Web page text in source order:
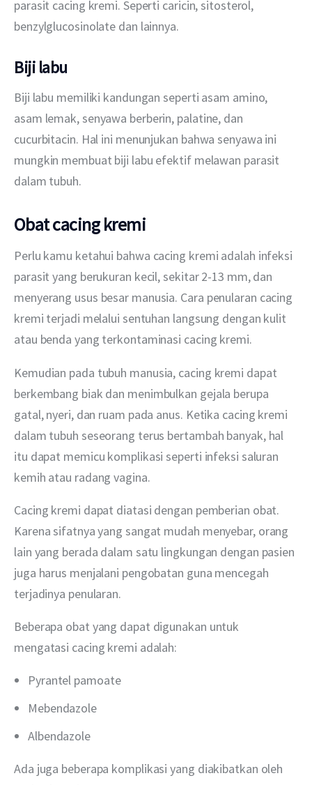
parasit cacing kremi. Seperti caricin, sitosterol,
benzylglucosinolate dan lainnya.
Biji labu
Biji labu memiliki kandungan seperti asam amino,
asam lemak, senyawa berberin, palatine, dan
cucurbitacin. Hal ini menunjukan bahwa senyawa ini
mungkin membuat biji labu efektif melawan parasit
dalam tubuh.
Obat cacing kremi
Perlu kamu ketahui bahwa cacing kremi adalah infeksi
parasit yang berukuran kecil, sekitar 2-13 mm, dan
menyerang usus besar manusia. Cara penularan cacing
kremi terjadi melalui sentuhan langsung dengan kulit
atau benda yang terkontaminasi cacing kremi.
Kemudian pada tubuh manusia, cacing kremi dapat
berkembang biak dan menimbulkan gejala berupa
gatal, nyeri, dan ruam pada anus. Ketika cacing kremi
dalam tubuh seseorang terus bertambah banyak, hal
itu dapat memicu komplikasi seperti infeksi saluran
kemih atau radang vagina.
Cacing kremi dapat diatasi dengan pemberian obat.
Karena sifatnya yang sangat mudah menyebar, orang
lain yang berada dalam satu lingkungan dengan pasien
juga harus menjalani pengobatan guna mencegah
terjadinya penularan.
Beberapa obat yang dapat digunakan untuk
mengatasi cacing kremi adalah:
Pyrantel pamoate
Mebendazole
Albendazole
Ada juga beberapa komplikasi yang diakibatkan oleh